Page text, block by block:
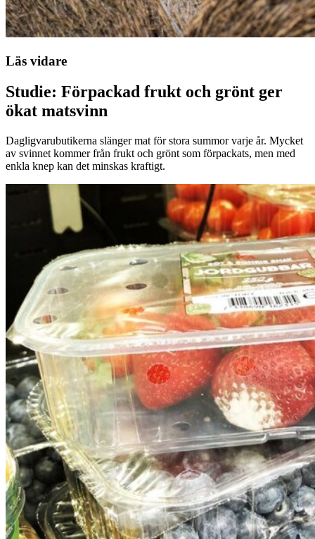
Läs vidare
Studie: Förpackad frukt och grönt ger
ökat matsvinn
Dagligvarubutikerna slänger mat för stora summor varje år. Mycket
av svinnet kommer från frukt och grönt som förpackats, men med
enkla knep kan det minskas kraftigt.